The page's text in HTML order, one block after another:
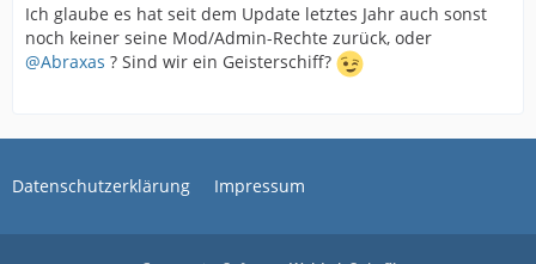
Ich glaube es hat seit dem Update letztes Jahr auch sonst
noch keiner seine Mod/Admin-Rechte zurück, oder
@Abraxas ? Sind wir ein Geisterschiff?
Datenschutzerklärung Impressum